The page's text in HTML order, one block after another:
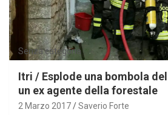
Senza categoria
Itri / Esplode una bombola
un ex agente della forestale
2 Marzo 2017 Saverio Forte